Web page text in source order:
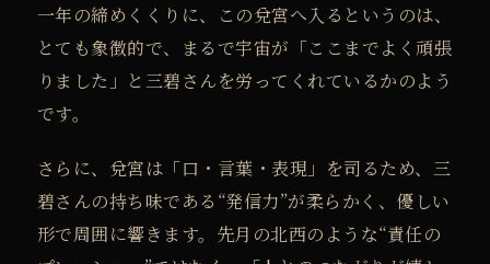
一年の締めくくりに、この兌宮へ入るというのは、
とても象徴的で、まるで宇宙が「ここまでよく頑張
りました」と三碧さんを労ってくれているかのよう
です。
さらに、兌宮は「口・言葉・表現」を司るため、三
碧さんの持ち味である“発信力”が柔らかく、優しい
形で周囲に響きます。 先月の北西のような“責任の